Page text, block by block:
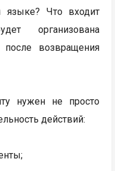
языке? Что входит
организована
после возвращения
нужен не просто
действий: